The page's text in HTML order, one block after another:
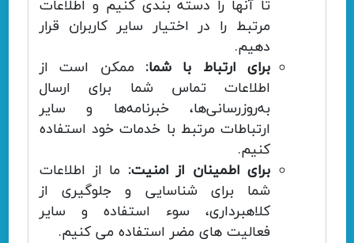
تا آنها را دسته بندی کنیم و اطلاعات
مرتبط را در اختیار سایر کاربران قرار
دهیم.
برای ارتباط با شما: ممکن است از
اطلاعات تماس شما برای ارسال
به‌روزرسانی‌ها، خبرنامه‌ها و سایر
ارتباطات مرتبط با خدمات خود استفاده
کنیم.
برای اطمینان از امنیت: ما از اطلاعات
شما برای شناسایی و جلوگیری از
کلاهبرداری، سوء استفاده و سایر
فعالیت های مضر استفاده می کنیم.